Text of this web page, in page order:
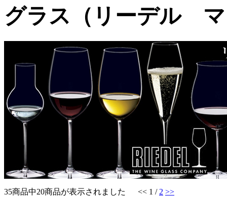
グラス（リーデル
35商品中20商品が表示されました << 1 / 2 >>